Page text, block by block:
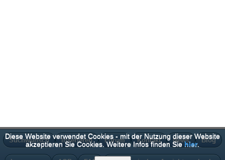
Suchwunsch Inserieren Forum Kontakt News Blog
Diese Website verwendet Cookies - mit der Nutzung dieser Website
akzeptieren Sie Cookies. Weitere Infos finden Siehier.